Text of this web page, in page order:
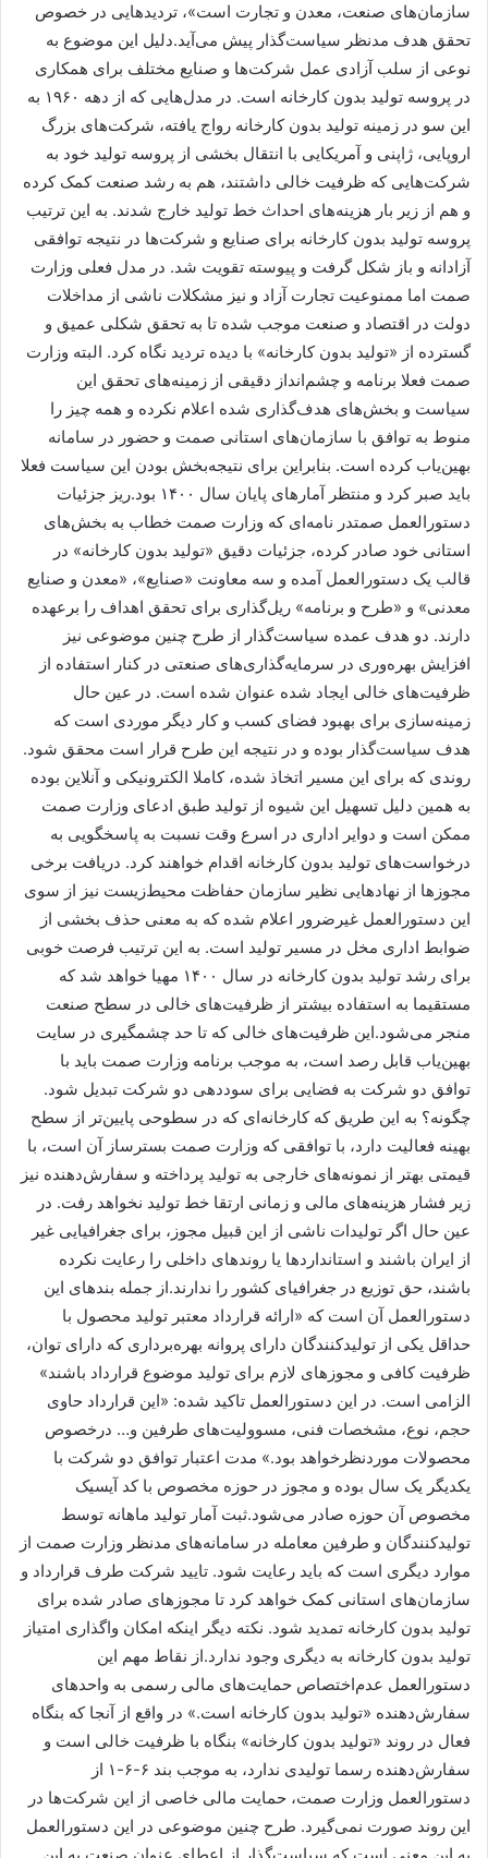
سازمان‌های صنعت، معدن و تجارت است»، تردیدهایی در خصوص
تحقق هدف مدنظر سیاست‌گذار پیش می‌آید.دلیل این موضوع به
نوعی از سلب آزادی عمل شرکت‌ها و صنایع مختلف برای همکاری
در پروسه تولید بدون کارخانه است. در مدل‌هایی که از دهه ۱۹۶۰ به
این سو در زمینه تولید بدون کارخانه رواج یافته، شرکت‌های بزرگ
اروپایی، ژاپنی و آمریکایی با انتقال بخشی از پروسه تولید خود به
شرکت‌هایی که ظرفیت خالی داشتند، هم به رشد صنعت کمک کرده
و هم از زیر بار هزینه‌های احداث خط تولید خارج شدند. به این ترتیب
پروسه تولید بدون کارخانه برای صنایع و شرکت‌ها در نتیجه توافقی
آزادانه و باز شکل گرفت و پیوسته تقویت شد. در مدل فعلی وزارت
صمت اما ممنوعیت تجارت آزاد و نیز مشکلات ناشی از مداخلات
دولت در اقتصاد و صنعت موجب شده تا به تحقق شکلی عمیق و
گسترده از «تولید بدون کارخانه» با دیده تردید نگاه کرد. البته وزارت
صمت فعلا برنامه و چشم‌انداز دقیقی از زمینه‌های تحقق این
سیاست و بخش‌های هدف‌گذاری شده اعلام نکرده و همه چیز را
منوط به توافق با سازمان‌های استانی صمت و حضور در سامانه
بهین‌یاب کرده است. بنابراین برای نتیجه‌بخش بودن این سیاست فعلا
باید صبر کرد و منتظر آمارهای پایان سال ۱۴۰۰ بود.ریز جزئیات
دستورالعمل صمتدر نامه‌ای که وزارت صمت خطاب به بخش‌های
استانی خود صادر کرده، جزئیات دقیق «تولید بدون کارخانه» در
قالب یک دستورالعمل آمده و سه معاونت «صنایع»، «معدن و صنایع
معدنی» و «طرح و برنامه» ریل‌گذاری برای تحقق اهداف را برعهده
دارند. دو هدف عمده سیاست‌گذار از طرح چنین موضوعی نیز
افزایش بهره‌وری در سرمایه‌گذاری‌های صنعتی در کنار استفاده از
ظرفیت‌های خالی ایجاد شده عنوان شده است. در عین حال
زمینه‌سازی برای بهبود فضای کسب و کار دیگر موردی است که
هدف سیاست‌گذار بوده و در نتیجه این طرح قرار است محقق شود.
روندی که برای این مسیر اتخاذ شده، کاملا الکترونیکی و آنلاین بوده
به همین دلیل تسهیل این شیوه از تولید طبق ادعای وزارت صمت
ممکن است و دوایر اداری در اسرع وقت نسبت به پاسخگویی به
درخواست‌های تولید بدون کارخانه اقدام خواهند کرد. دریافت برخی
مجوزها از نهادهایی نظیر سازمان حفاظت محیط‌زیست نیز از سوی
این دستورالعمل غیرضرور اعلام شده که به معنی حذف بخشی از
ضوابط اداری مخل در مسیر تولید است. به این ترتیب فرصت خوبی
برای رشد تولید بدون کارخانه در سال ۱۴۰۰ مهیا خواهد شد که
مستقیما به استفاده بیشتر از ظرفیت‌های خالی در سطح صنعت
منجر می‌شود.این ظرفیت‌های خالی که تا حد چشمگیری در سایت
بهین‌یاب قابل رصد است، به موجب برنامه وزارت صمت باید با
توافق دو شرکت به فضایی برای سوددهی دو شرکت تبدیل شود.
چگونه؟ به این طریق که کارخانه‌ای که در سطوحی پایین‌تر از سطح
بهینه فعالیت دارد، با توافقی که وزارت صمت بسترساز آن است، با
قیمتی بهتر از نمونه‌های خارجی به تولید پرداخته و سفارش‌دهنده نیز
زیر فشار هزینه‌های مالی و زمانی ارتقا خط تولید نخواهد رفت. در
عین حال اگر تولیدات ناشی از این قبیل مجوز، برای جغرافیایی غیر
از ایران باشند و استانداردها یا روندهای داخلی را رعایت نکرده
باشند، حق توزیع در جغرافیای کشور را ندارند.از جمله بندهای این
دستورالعمل آن است که «ارائه قرارداد معتبر تولید محصول با
حداقل یکی از تولیدکنندگان دارای پروانه بهره‌برداری که دارای توان،
ظرفیت کافی و مجوزهای لازم برای تولید موضوع قرارداد باشند»
الزامی است. در این دستورالعمل تاکید شده: «این قرارداد حاوی
حجم، نوع، مشخصات فنی، مسوولیت‌های طرفین و… درخصوص
محصولات موردنظرخواهد بود.» مدت اعتبار توافق دو شرکت با
یکدیگر یک سال بوده و مجوز در حوزه مخصوص با کد آیسیک
مخصوص آن حوزه صادر می‌شود.ثبت آمار تولید ماهانه توسط
تولیدکنندگان و طرفین معامله در سامانه‌های مدنظر وزارت صمت از
موارد دیگری است که باید رعایت شود. تایید شرکت طرف قرارداد و
سازمان‌های استانی کمک خواهد کرد تا مجوزهای صادر شده برای
تولید بدون کارخانه تمدید شود. نکته دیگر اینکه امکان واگذاری امتیاز
تولید بدون کارخانه به دیگری وجود ندارد.از نقاط مهم این
دستورالعمل عدم‌اختصاص حمایت‌های مالی رسمی به واحدهای
سفارش‌دهنده «تولید بدون کارخانه است.» در واقع از آنجا که بنگاه
فعال در روند «تولید بدون کارخانه» بنگاه با ظرفیت خالی است و
سفارش‌دهنده رسما تولیدی ندارد، به موجب بند ۶-۶-۱ از
دستورالعمل وزارت صمت، حمایت مالی خاصی از این شرکت‌ها در
این روند صورت نمی‌گیرد. طرح چنین موضوعی در این دستورالعمل